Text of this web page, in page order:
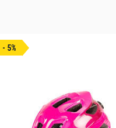
- 5%